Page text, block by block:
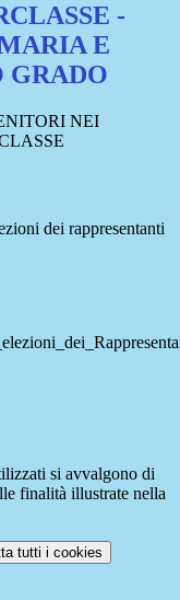
-
E
GRADO
NEI
dei rappresentanti
si avvalgono di
finalità illustrate nella
tutti i cookies